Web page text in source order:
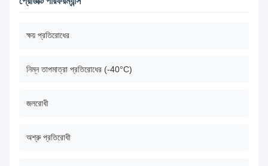
ক্ষয় প্রতিরোধের
নিম্ন তাপমাত্রা প্রতিরোধের (-40°C)
জলরোধী
অশ্রু প্রতিরোধী